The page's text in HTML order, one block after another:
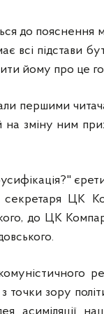
до пояснення
всі підстави
йому про це
першими
на зміну ним
ЦК
до ЦК
зору